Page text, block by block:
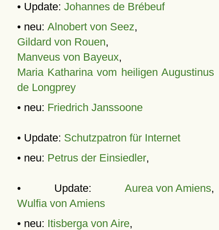
• Update: Johannes de Brébeuf
• neu: Alnobert von Seez,
Gildard von Rouen,
Manveus von Bayeux,
Maria Katharina vom heiligen Augustinus
de Longprey
• neu: Friedrich Janssoone
• Update: Schutzpatron für Internet
• neu: Petrus der Einsiedler,
• Update: Aurea von Amiens,
Wulfia von Amiens
• neu: Itisberga von Aire,